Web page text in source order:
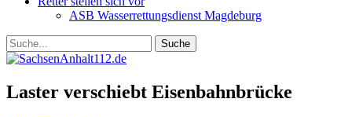
ASB Wasserrettungsdienst Magdeburg
Laster verschiebt Eisenbahnbrücke